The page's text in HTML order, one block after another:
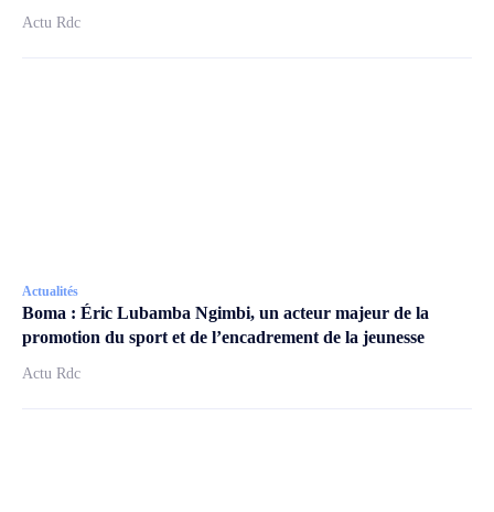
Actu Rdc
Actualités
Boma : Éric Lubamba Ngimbi, un acteur majeur de la
promotion du sport et de l’encadrement de la jeunesse
Actu Rdc